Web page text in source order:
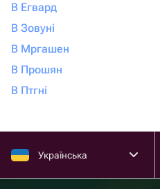
В Егвард
В Зовуні
В Мргашен
В Прошян
В Птгні
Українська